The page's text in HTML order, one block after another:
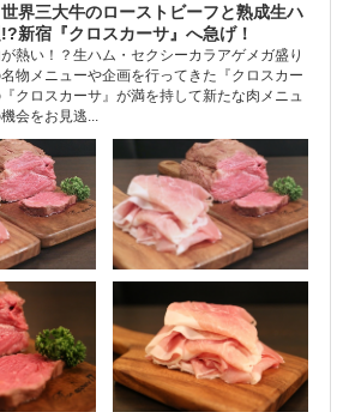
界三大牛のローストビーフと熟成生ハ
新宿『クロスカーサ』へ急げ！
熱い！？生ハム・セクシーカラアゲメガ盛り
物メニューや企画を行ってきた『クロスカー
クロスカーサ』が満を持して新たな肉メニュ
会をお見逃...